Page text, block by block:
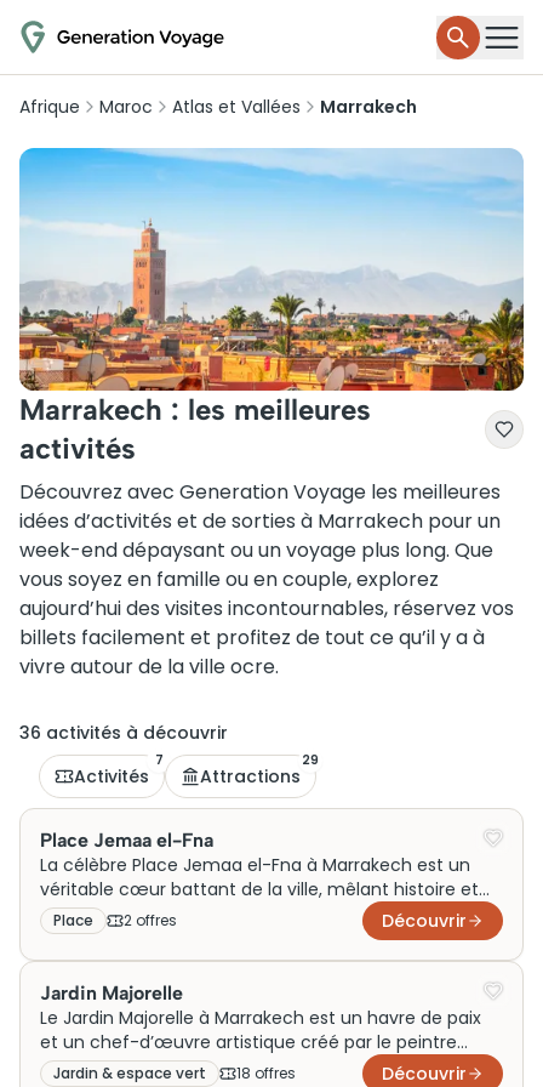
Afrique Maroc Atlas et Vallées Marrakech
Marrakech : les meilleures
activités
Découvrez avec Generation Voyage les meilleures
idées d’activités et de sorties à Marrakech pour un
week-end dépaysant ou un voyage plus long. Que
vous soyez en famille ou en couple, explorez
aujourd’hui des visites incontournables, réservez vos
billets facilement et profitez de tout ce qu’il y a à
vivre autour de la ville ocre.
36 activités à découvrir
Activités
7
Attractions
29
Place Jemaa el-Fna
La célèbre Place Jemaa el-Fna à Marrakech est un
véritable cœur battant de la ville, mêlant histoire et
culture. Initialement utilisée comme lieu de
rassemblement et d’échange, elle est aujourd’hui un
site incontournable pour les visiteurs. Ses étals
colorés, ses charmeurs de serpents et ses conteurs
captivent tous ceux qui la foulent. Pour profiter
pleinement de cette expérience unique, il est
conseillé d’acheter des billets pour une visite guidée
Place 2 offres Découvrir
Jardin Majorelle
Le Jardin Majorelle à Marrakech est un havre de paix
et un chef-d’œuvre artistique créé par le peintre
français Jacques Majorelle dans les années 1920. Ce
Jardin & espace vert 18 offres Découvrir